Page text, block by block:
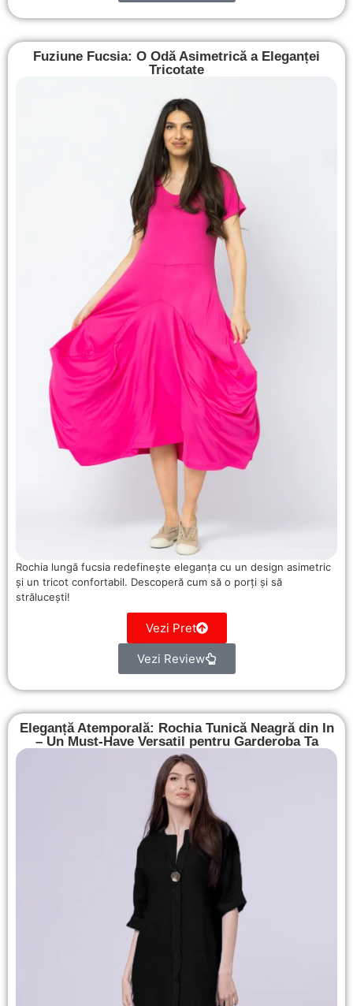
Fuziune Fucsia: O Odă Asimetrică a Eleganței
Tricotate
Rochia lungă fucsia redefinește eleganța cu un design asimetric
și un tricot confortabil. Descoperă cum să o porți și să
strălucești!
Vezi Pret
Vezi Review
Eleganță Atemporală: Rochia Tunică Neagră din In
– Un Must-Have Versatil pentru Garderoba Ta